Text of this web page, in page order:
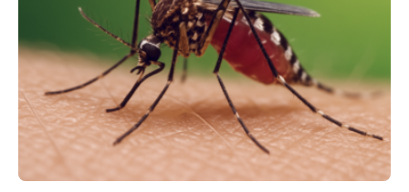
die noch heute in der Natur vorkommt: die
Süßwasseralge Coleochaetophyceae. Einige Arten
dieser Gruppe bilden aus Zellfäden dichte Geflechte
mit scheibenförmiger Gestalt. Was auffällig ist: Die
nächsten…